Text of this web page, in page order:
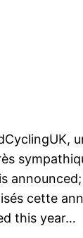
cette
this year…